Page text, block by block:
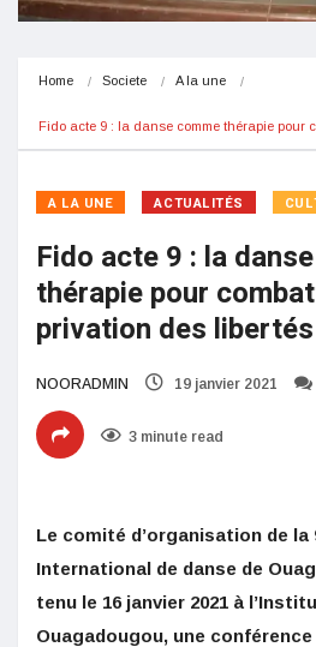
Home Societe A la une
Fido acte 9 : la danse comme thérapie pour
A LA UNE ACTUALITÉS
Fido acte 9 : la
thérapie pour
privation des libertés
NOORADMIN 19 janvier 2021
3 minute read
Le comité d’organisation de la
International de danse de
tenu le 16 janvier 2021 à
Ouagadougou, une